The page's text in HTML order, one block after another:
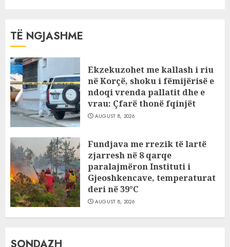
TË NGJASHME
Ekzekuzohet me kallash i riu
në Korçë, shoku i fëmijërisë e
ndoqi vrenda pallatit dhe e
vrau: Çfarë thonë fqinjët
AUGUST 8, 2026
Fundjava me rrezik të lartë
zjarresh në 8 qarqe
paralajmëron Instituti i
Gjeoshkencave, temperaturat
deri në 39°C
AUGUST 8, 2026
SONDAZH